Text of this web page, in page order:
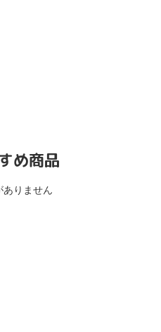
め商品
ありません